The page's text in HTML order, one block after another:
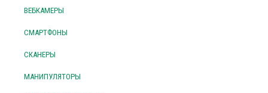
ВЕБКАМЕРЫ
СМАРТФОНЫ
СКАНЕРЫ
МАНИПУЛЯТОРЫ